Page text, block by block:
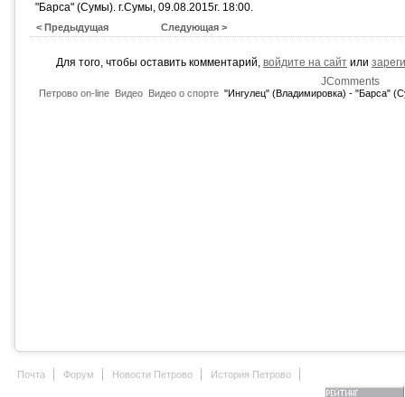
"Барса" (Сумы). г.Сумы, 09.08.2015г. 18:00.
< Предыдущая Следующая >
Для того, чтобы оставить комментарий, войдите на сайт или
JComments
Петрово on-line Видео Видео о спорте "Ингулец" (Владимировка) - "Барса"
Почта Форум Новости Петрово История Петрово